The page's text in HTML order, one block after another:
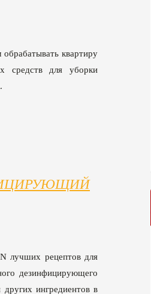
квартиру
средств для уборки
лучших рецептов для
дезинфицирующего
других ингредиентов в